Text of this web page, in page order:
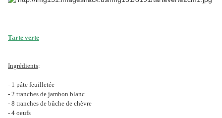
Tarte verte
Ingrédients:
- 1 pâte feuilletée
- 2 tranches de jambon blanc
- 8 tranches de bûche de chèvre
- 4 oeufs